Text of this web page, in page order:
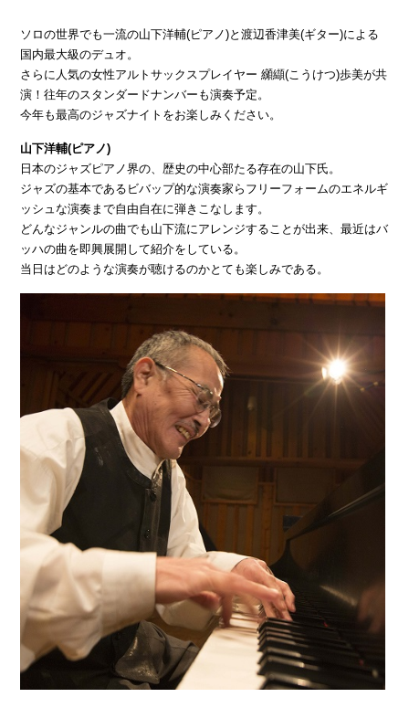
ソロの世界でも一流の山下洋輔(ピアノ)と渡辺香津美(ギター)による
国内最大級のデュオ。
さらに人気の女性アルトサックスプレイヤー 纐纈(こうけつ)歩美が共
演！往年のスタンダードナンバーも演奏予定。
今年も最高のジャズナイトをお楽しみください。
山下洋輔(ピアノ)
日本のジャズピアノ界の、歴史の中心部たる存在の山下氏。
ジャズの基本であるビバップ的な演奏家らフリーフォームのエネルギ
ッシュな演奏まで自由自在に弾きこなします。
どんなジャンルの曲でも山下流にアレンジすることが出来、最近はバ
ッハの曲を即興展開して紹介をしている。
当日はどのような演奏が聴けるのかとても楽しみである。